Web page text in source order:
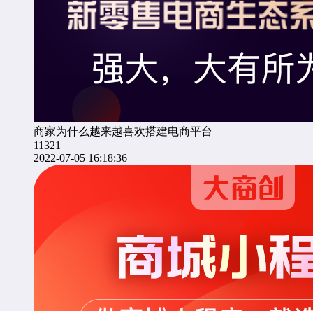
商家为什么越来越喜欢搭建电商平台
11321
2022-07-05 16:18:36